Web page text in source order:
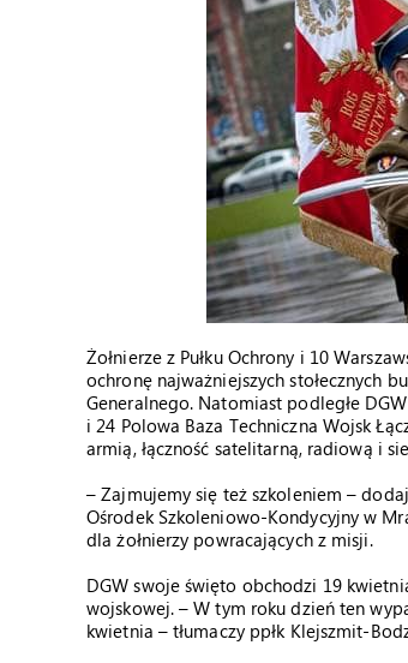
Żołnierze z Pułku Ochrony i 10
ochronę najważniejszych stołecznych
Generalnego. Natomiast podległe
i 24 Polowa Baza Techniczna Wojsk
armią, łączność satelitarną, radiową i
– Zajmujemy się też szkoleniem –
Ośrodek Szkoleniowo-Kondycyjny w
dla żołnierzy powracających z misji.
DGW swoje święto obchodzi 19
wojskowej. – W tym roku dzień ten
kwietnia – tłumaczy ppłk Klejszmit-